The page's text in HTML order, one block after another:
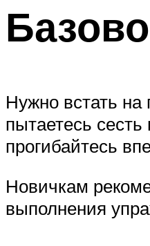
Нужно встать на
пытаетесь
прогибайтесь
Новичкам
выполнения